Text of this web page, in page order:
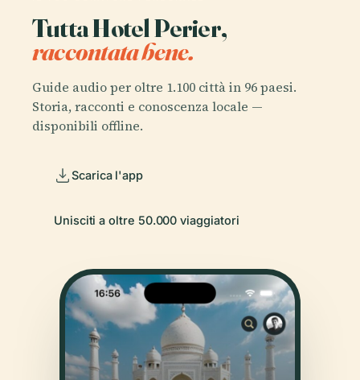
Tutta Hotel Perier,
raccontata bene.
Guide audio per oltre 1.100 città in 96 paesi.
Storia, racconti e conoscenza locale —
disponibili offline.
Scarica l'app
Unisciti a oltre 50.000 viaggiatori